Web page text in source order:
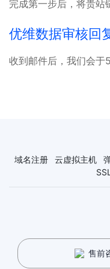
完成第一步后，将贵站
优维数据审核回
收到邮件后，我们会于
域名注册 云虚拟主机
售前